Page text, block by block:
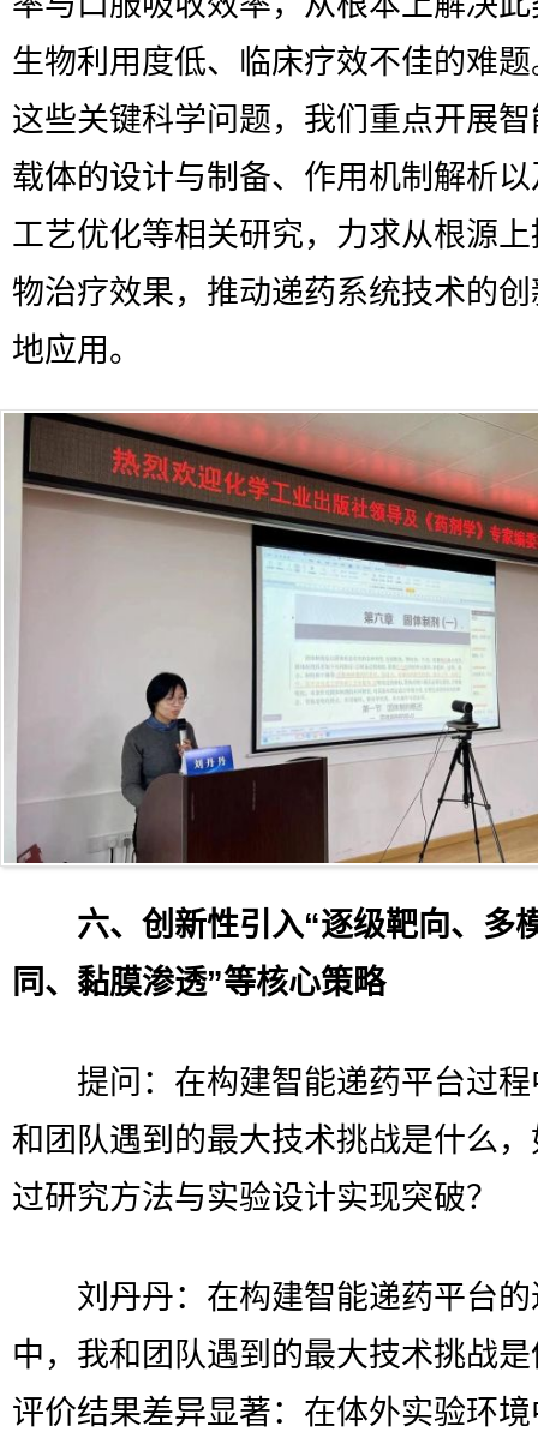
生物利用度低、临床疗效不佳的难
这些关键科学问题，我们重点开展
载体的设计与制备、作用机制解析
工艺优化等相关研究，力求从根源
物治疗效果，推动递药系统技术的
地应用。
六、创新性引入“逐级靶向、多
同、黏膜渗透”等核心策略
提问：在构建智能递药平台过程
和团队遇到的最大技术挑战是什么
过研究方法与实验设计实现突破？
刘丹丹：在构建智能递药平台的
中，我和团队遇到的最大技术挑战
评价结果差异显著：在体外实验环